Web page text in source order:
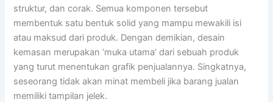
struktur, dan corak. Semua komponen tersebut
membentuk satu bentuk solid yang mampu mewakili isi
atau maksud dari produk. Dengan demikian, desain
kemasan merupakan ‘muka utama’ dari sebuah produk
yang turut menentukan grafik penjualannya. Singkatnya,
seseorang tidak akan minat membeli jika barang jualan
memiliki tampilan jelek.